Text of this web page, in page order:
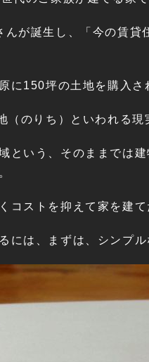
んが誕生し、「今の賃
に150坪の土地を購入さ
（のりち）といわれる
という、そのままでは
コストを抑えて家を建
には、まずは、シンプ